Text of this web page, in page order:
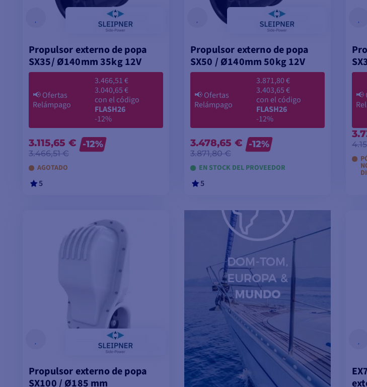
Propulsor externo de popa
SX35/ Ø140mm 35kg 12V
📢Ofertas
Relámpago
3.466,51 €
3.040,65 €
con el código
FLASH26
-12%
3.115,65 €
3.466,51 €
-12%
AGOTADO
5
Propulsor externo de popa
SX50 / Ø140mm 50kg 12V
📢Ofertas
Relámpago
3.871,80 €
3.403,65 €
con el código
FLASH26
-12%
3.478,65 €
3.871,80 €
-12%
EN STOCK DEL PROVEEDOR
5
AÑADIR A LA CESTA
📢
Propulsor externo de popa
SX100 / Ø185 mm